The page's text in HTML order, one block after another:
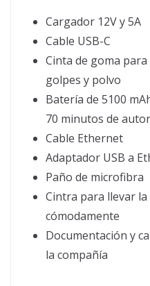
Cargador 12V y 5A
Cable USB-C
Cinta de goma
golpes y polvo
Batería de 5100
70 minutos de
Cable Ethernet
Adaptador USB a
Paño de microfibra
Cintra para llevar
cómodamente
Documentación y
la compañía